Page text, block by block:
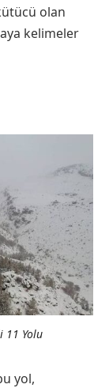
olan
kelimeler
11 Yolu
yol,